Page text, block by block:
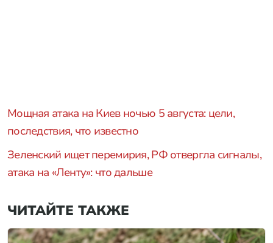
Мощная атака на Киев ночью 5 августа: цели,
последствия, что известно
Зеленский ищет перемирия, РФ отвергла сигналы,
атака на «Ленту»: что дальше
ЧИТАЙТЕ ТАКЖЕ